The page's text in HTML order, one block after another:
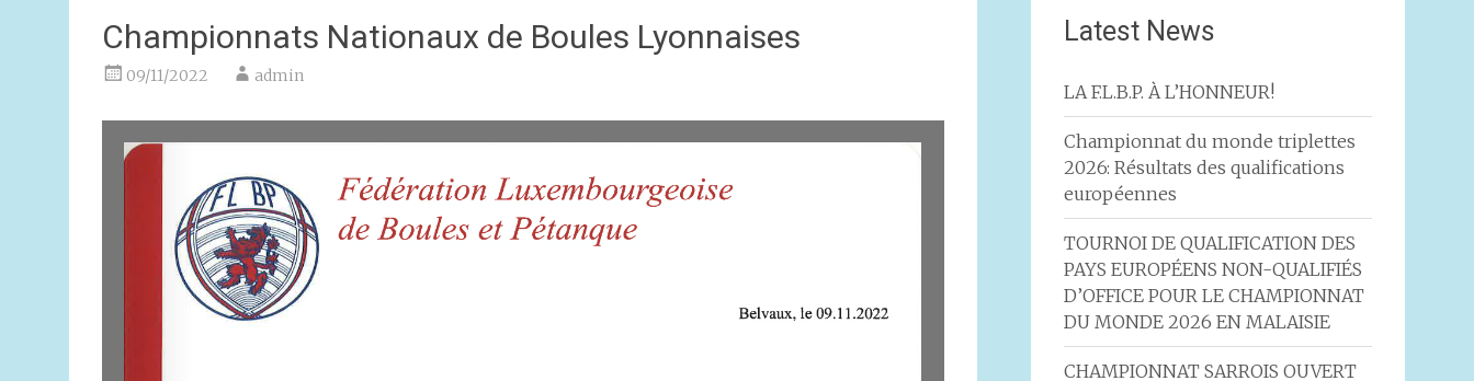
Championnats Nationaux de Boules Lyonnaises
09/11/2022 admin
Latest News
LA F.L.B.P. À L’HONNEUR!
Championnat du monde triplettes
2026: Résultats des qualifications
européennes
TOURNOI DE QUALIFICATION DES
PAYS EUROPÉENS NON-QUALIFIÉS
D’OFFICE POUR LE CHAMPIONNAT
DU MONDE 2026 EN MALAISIE
CHAMPIONNAT SARROIS OUVERT